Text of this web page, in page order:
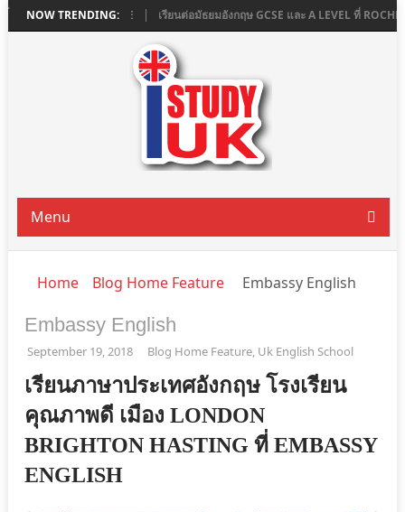
NOW TRENDING:
COLLEGE เรียนต่อมัธยมอังกฤษ GCSE และ A LEVEL ที่ ROCHESTER
Menu
Home Blog Home Feature Embassy English
Embassy English
September 19, 2018 Blog Home Feature, Uk English School
เรียนภาษาประเทศอังกฤษ โรงเรียน
คุณภาพดี เมือง LONDON
BRIGHTON HASTING ที่ EMBASSY
ENGLISH